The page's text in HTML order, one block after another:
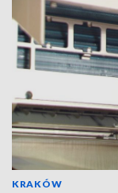
KRAKÓW